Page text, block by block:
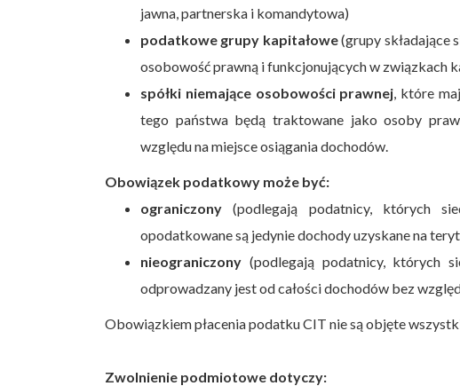
jawna, partnerska i komandytowa)
podatkowe grupy kapitałowe(grupy składające
osobowość prawną i funkcjonujących w związkach
spółki niemające osobowości prawnej, które
tego państwa będą traktowane jako osoby
względu na miejsce osiągania dochodów.
Obowiązek podatkowy może być:
ograniczony (podlegają podatnicy, których
opodatkowane są jedynie dochody uzyskane na
nieograniczony (podlegają podatnicy, których
odprowadzany jest od całości dochodów bez
Obowiązkiem płacenia podatku CIT nie są objęte
Zwolnienie podmiotowe dotyczy: